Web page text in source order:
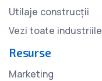
Utilaje construcții
Vezi toate industriile
Resurse
Marketing